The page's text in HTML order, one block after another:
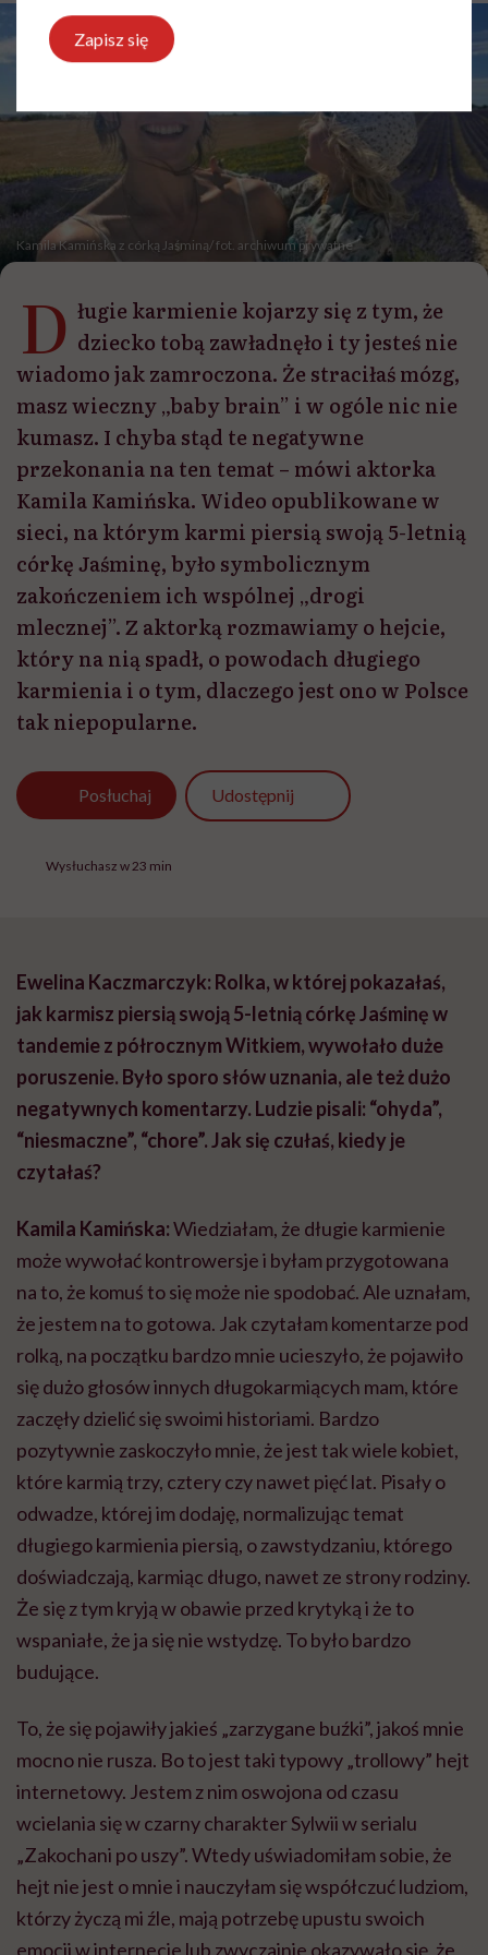
Kamila Kamińska z córką Jaśminą/ fot. archiwum prywatne
D ługie karmienie kojarzy się z tym, że
dziecko tobą zawładnęło i ty jesteś nie
wiadomo jak zamroczona. Że straciłaś mózg,
masz wieczny „baby brain” i w ogóle nic nie
kumasz. I chyba stąd te negatywne
przekonania na ten temat – mówi aktorka
Kamila Kamińska. Wideo opublikowane w
sieci, na którym karmi piersią swoją 5-letnią
córkę Jaśminę, było symbolicznym
zakończeniem ich wspólnej „drogi
mlecznej”. Z aktorką rozmawiamy o hejcie,
który na nią spadł, o powodach długiego
karmienia i o tym, dlaczego jest ono w Polsce
tak niepopularne.
Posłuchaj Udostępnij
Wysłuchasz w 23 min
Ewelina Kaczmarczyk: Rolka, w której pokazałaś,
jak karmisz piersią swoją 5-letnią córkę Jaśminę w
tandemie z półrocznym Witkiem, wywołało duże
poruszenie. Było sporo słów uznania, ale też dużo
negatywnych komentarzy. Ludzie pisali: “ohyda”,
“niesmaczne”, “chore”. Jak się czułaś, kiedy je
czytałaś?
Kamila Kamińska:Wiedziałam, że długie karmienie
może wywołać kontrowersje i byłam przygotowana
na to, że komuś to się może nie spodobać. Ale uznałam,
że jestem na to gotowa. Jak czytałam komentarze pod
rolką, na początku bardzo mnie ucieszyło, że pojawiło
się dużo głosów innych długokarmiących mam, które
zaczęły dzielić się swoimi historiami. Bardzo
pozytywnie zaskoczyło mnie, że jest tak wiele kobiet,
które karmią trzy, cztery czy nawet pięć lat. Pisały o
odwadze, której im dodaję, normalizując temat
długiego karmienia piersią, o zawstydzaniu, którego
doświadczają, karmiąc długo, nawet ze strony rodziny.
Że się z tym kryją w obawie przed krytyką i że to
wspaniałe, że ja się nie wstydzę. To było bardzo
budujące.
To, że się pojawiły jakieś „zarzygane buźki”, jakoś mnie
mocno nie rusza. Bo to jest taki typowy „trollowy” hejt
internetowy. Jestem z nim oswojona od czasu
wcielania się w czarny charakter Sylwii w serialu
„Zakochani po uszy”. Wtedy uświadomiłam sobie, że
hejt nie jest o mnie i nauczyłam się współczuć ludziom,
którzy życzą mi źle, mają potrzebę upustu swoich
emocji w internecie lub zwyczajnie okazywało się, że
Zapisz się